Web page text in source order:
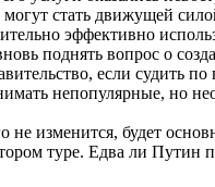
стать движущей
эффективно
поднять вопрос о
если судить
непопулярные, но
изменится, будет
туре. Едва ли